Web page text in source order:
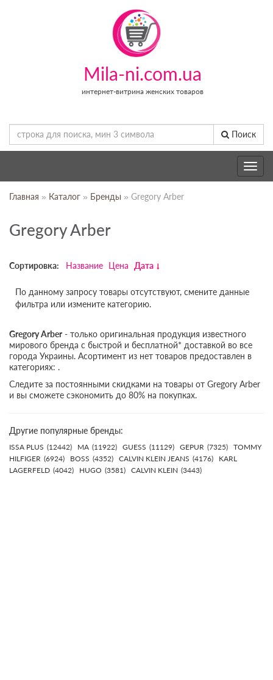
Mila-ni.com.ua
интернет-витрина женских товаров
Поиск
Toggle
Главная » Каталог » Бренды » Gregory Arber
Gregory Arber
Сортировка: Название Цена Дата
По данному запросу товары отсутствуют, смените данные
фильтра или измените категорию.
Gregory Arber - только оригинальная продукция известного
мирового бренда с быстрой и бесплатной* доставкой во все
города Украины. Асортимент из нет товаров предоставлен в
категориях: .
Следите за постоянными скидками на товары от Gregory Arber
и вы сможете сэкономить до 80% на покупках.
Другие популярные бренды:
ISSA PLUS (12442) MA (11922) GUESS (11129) GEPUR (7325) TOMMY
HILFIGER (6924) BOSS (4352) CALVIN KLEIN JEANS (4176)
KARL
LAGERFELD (4042) HUGO (3581) CALVIN KLEIN (3443)